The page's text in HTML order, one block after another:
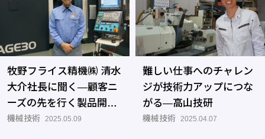
牧野フライス精機㈱ 清水
大介社長に聞く―顧客ニ
ーズの先を行く製品開発
で持続的な発展を目指す
機械技術 2025.05.09
難しい仕事へのチャレン
ジが技術力アップにつな
がる―高山技研
機械技術 2025.04.07